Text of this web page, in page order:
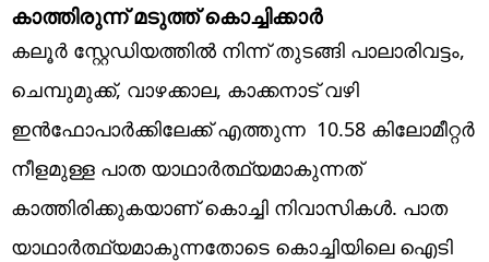
കാത്തിരുന്ന് മടുത്ത് കൊച്ചിക്കാർ
കലൂർ സ്റ്റേഡിയത്തിൽ നിന്ന് തുടങ്ങി പാലാരിവട്ടം,
ചെമ്പുമുക്ക്, വാഴക്കാല, കാക്കനാട് വഴി
ഇൻഫോപാർക്കിലേക്ക് എത്തുന്ന 10.58 കിലോമീറ്റർ
നീളമുള്ള പാത യാഥാർത്ഥ്യമാകുന്നത്
കാത്തിരിക്കുകയാണ് കൊച്ചി നിവാസികൾ. പാത
യാഥാർത്ഥ്യമാകുന്നതോടെ കൊച്ചിയിലെ ഐടി